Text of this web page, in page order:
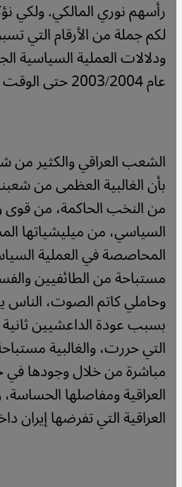
رأسهم نوري المالكي. ولكي
لكم جملة من الأرقام التي
ودلالات العملية السياسية
عام 2003/2004 حتى الوقت الحاضر.
الشعب العراقي والكثير
بأن الغالبية العظمى من
من النخب الحاكمة، من قوى
السياسي، من ميليشياتها
المحاصصة في العملية
مستباحة من الطائفيين
وحاملي كاتم الصوت، الناس
بسبب عودة الداعشيين
التي حررت، والغالبية
مباشرة من خلال وجودها
العراقية ومفاصلها
العراقية التي تفرضها إيران